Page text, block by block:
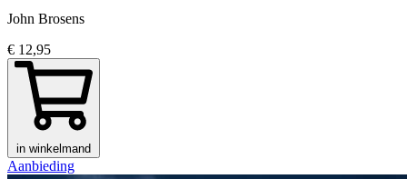
John Brosens
€ 12,95
in winkelmand
Aanbieding